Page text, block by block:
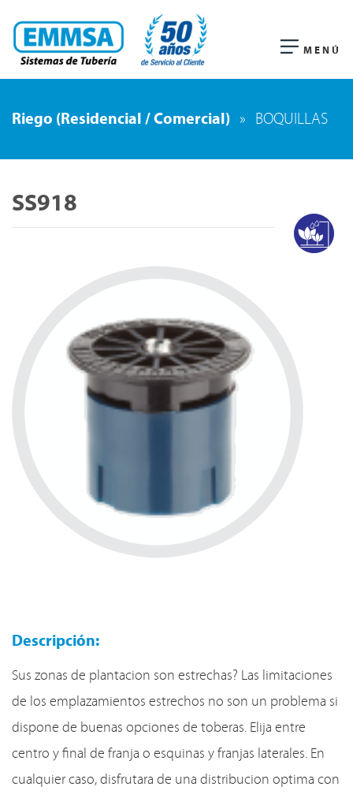
MENÚ
Riego (Residencial / Comercial) » BOQUILLAS
SS918
Descripción:
Sus zonas de plantacion son estrechas? Las limitaciones
de los emplazamientos estrechos no son un problema si
dispone de buenas opciones de toberas. Elija entre
centro y final de franja o esquinas y franjas laterales. En
cualquier caso, disfrutara de una distribucion optima con